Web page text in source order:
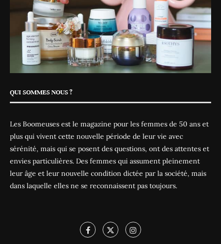
QUI SOMMES NOUS ?
Les Boomeuses est le magazine pour les femmes de 50 ans et
plus qui vivent cette nouvelle période de leur vie avec
sérénité, mais qui se posent des questions, ont des attentes et
envies particulières. Des femmes qui assument pleinement
leur âge et leur nouvelle condition dictée par la société, mais
dans laquelle elles ne se reconnaissent pas toujours.